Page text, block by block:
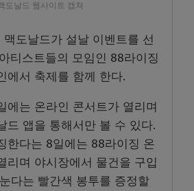
도날드 웹사이트 캡쳐
도날드가 설날 이벤트를 선
티스트들의 모임인 88라이징
에서 축제를 함께 한다.
에는 온라인 콘서트가 열리며
드 앱을 통해서만 볼 수 있다.
한다는 8일에는 88라이징 온
리며 야시장에서 물건을 구입
다는 빨간색 봉투를 증정할